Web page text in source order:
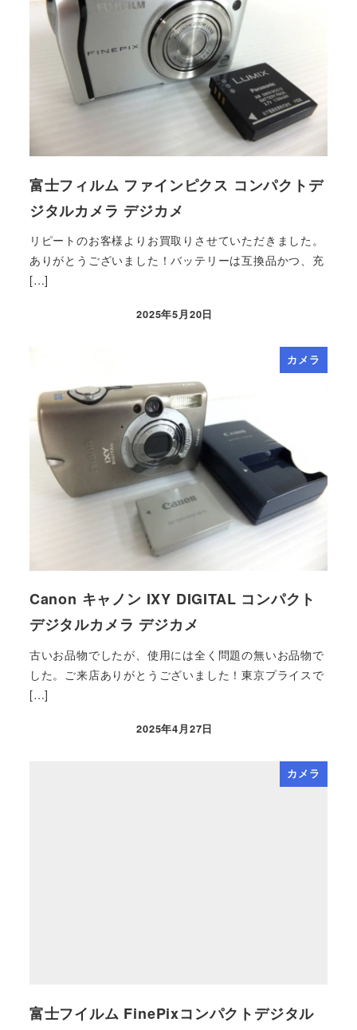
富士フィルム ファインピクス コンパクトデ
ジタルカメラ デジカメ
リピートのお客様よりお買取りさせていただきました。
ありがとうございました！バッテリーは互換品かつ、充
[…]
2025年5月20日
カメラ
Canon キャノン IXY DIGITAL コンパクト
デジタルカメラ デジカメ
古いお品物でしたが、使用には全く問題の無いお品物で
した。ご来店ありがとうございました！東京プライスで
[…]
2025年4月27日
カメラ
富士フイルム FinePixコンパクトデジタル